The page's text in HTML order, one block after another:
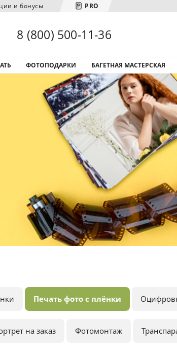
и бонусы PRO
Загрузка городов...
8 (800) 500-11-36
ФОТОПОДАРКИ БАГЕТНАЯ МАСТЕРСКАЯ
Печать фото с плёнки
на заказ Фотомонтаж